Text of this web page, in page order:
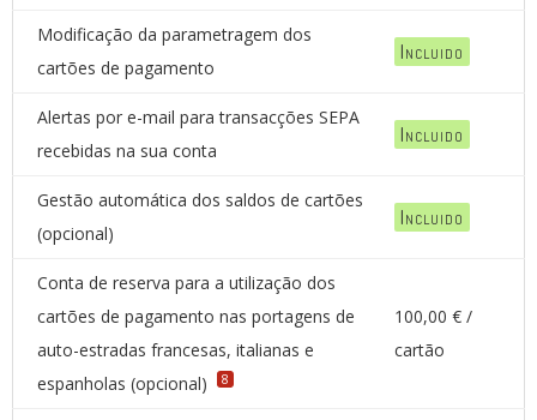
Modificação da parametragem dos
cartões de pagamento
Incluido
Alertas por e-mail para transacções SEPA
recebidas na sua conta
Incluido
Gestão automática dos saldos de cartões
(opcional)
Incluido
Conta de reserva para a utilização dos
cartões de pagamento nas portagens de
auto-estradas francesas, italianas e
espanholas (opcional)
8
100,00 € /
cartão